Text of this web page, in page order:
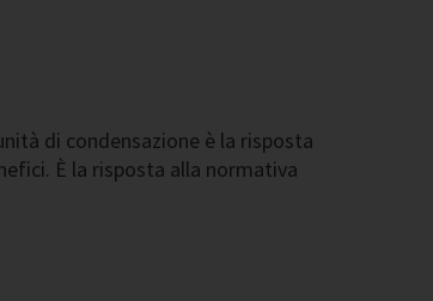
di condensazione è la risposta
È la risposta alla normativa